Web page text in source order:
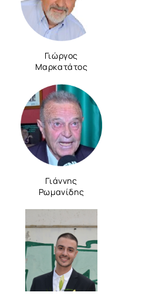
Γιώργος
Μαρκατάτος
Γιάννης
Ρωμανίδης